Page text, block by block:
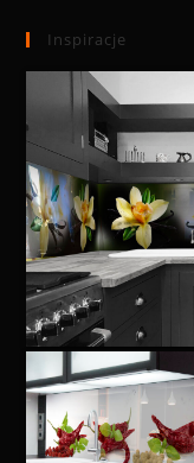
Inspiracje